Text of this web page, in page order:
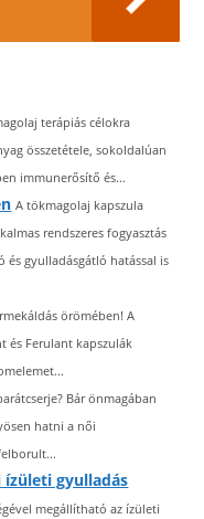
terápiás célokra
összetétele, sokoldalúan
immunerősítő és...
A tökmagolaj kapszula
rendszeres fogyasztás
és gyulladásgátló hatással is
örömében! A
és Ferulant kapszulák
Bár önmagában
hatni a női
ízületi gyulladás
megállítható az ízületi